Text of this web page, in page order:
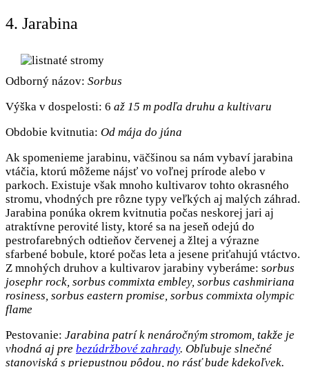
4. Jarabina
Odborný názov: Sorbus
Výška v dospelosti: 6 až 15 m podľa druhu a kultivaru
Obdobie kvitnutia: Od mája do júna
Ak spomenieme jarabinu, väčšinou sa nám vybaví jarabina
vtáčia, ktorú môžeme nájsť vo voľnej prírode alebo v
parkoch. Existuje však mnoho kultivarov tohto okrasného
stromu, vhodných pre rôzne typy veľkých aj malých záhrad.
Jarabina ponúka okrem kvitnutia počas neskorej jari aj
atraktívne perovité listy, ktoré sa na jeseň odejú do
pestrofarebných odtieňov červenej a žltej a výrazne
sfarbené bobule, ktoré počas leta a jesene priťahujú vtáctvo.
Z mnohých druhov a kultivarov jarabiny vyberáme: sorbus
josephr rock, sorbus commixta embley, sorbus cashmiriana
rosiness, sorbus eastern promise, sorbus commixta olympic
flame
Pestovanie: Jarabina patrí k nenáročným stromom, takže je
vhodná aj pre bezúdržbové zahrady. Obľubuje slnečné
stanoviská s priepustnou pôdou, no rásť bude kdekoľvek.